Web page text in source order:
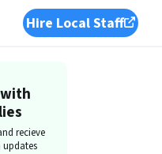
Hire Local Staff
recieve